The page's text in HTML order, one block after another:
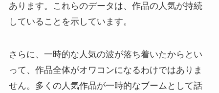
あります。これらのデータは、作品の人気が持続
していることを示しています。
さらに、一時的な人気の波が落ち着いたからとい
って、作品全体がオワコンになるわけではありま
せん。多くの人気作品が一時的なブームとして話